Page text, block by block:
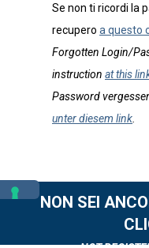
Se non ti ricordi la
recupero a questo
Forgotten Login/
instruction at this
Password
unter diesem link
NON SEI